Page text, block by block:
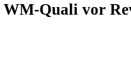
Quali vor